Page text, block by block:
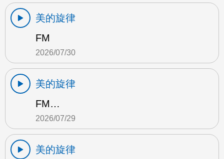
美的旋律
FM
2026/07/30
美的旋律
FM…
2026/07/29
美的旋律